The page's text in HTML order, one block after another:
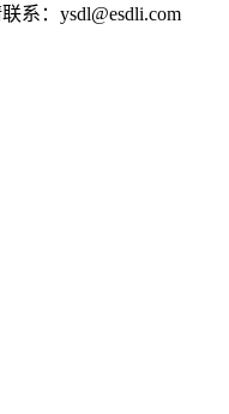
系：ysdl@esdli.com